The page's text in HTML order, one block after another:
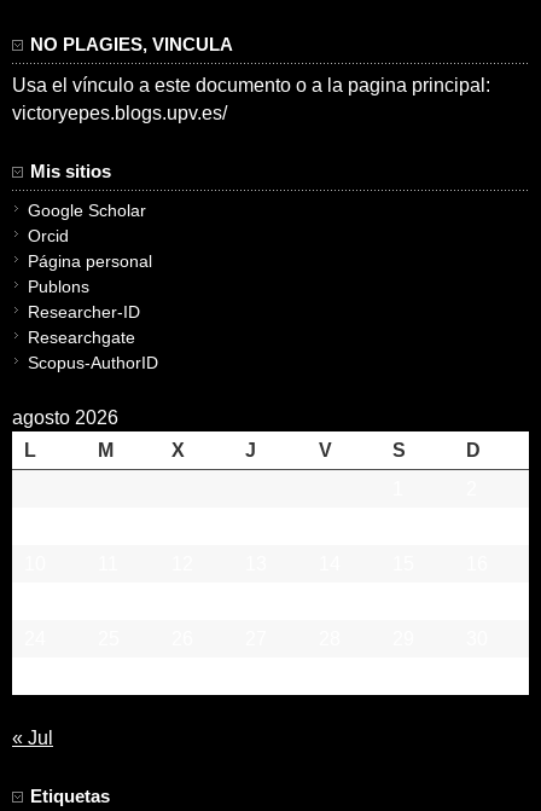
NO PLAGIES, VINCULA
Usa el vínculo a este documento o a la pagina principal:
victoryepes.blogs.upv.es/
Mis sitios
Google Scholar
Orcid
Página personal
Publons
Researcher-ID
Researchgate
Scopus-AuthorID
agosto 2026
L
M X J V S
D
« Jul
Etiquetas